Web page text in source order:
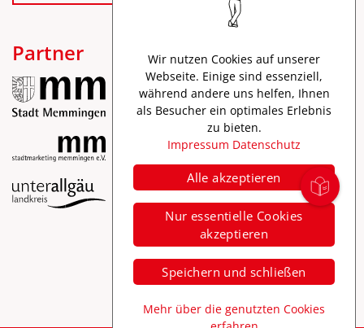
Partner
Impressum
Datenschutz
Barrierefreiheit
Wir nutzen Cookies auf unserer
Webseite. Einige sind essenziell,
während andere uns helfen, Ihnen
als Besucher ein optimales Erlebnis
zu bieten.
Impressum Datenschutz
Alle akzeptieren
Nur essentielle Cookies
akzeptieren
Speichern und schließen
Mehr über die genutzten Cookies